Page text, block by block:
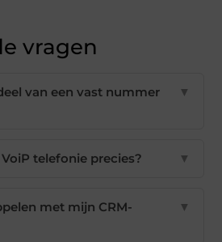
vragen
van een vast nummer
▼
telefonie precies? ▼
met mijn CRM-
▼